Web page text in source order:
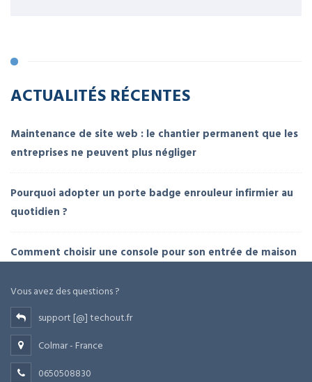
ACTUALITÉS RÉCENTES
Maintenance de site web : le chantier permanent que les
entreprises ne peuvent plus négliger
Pourquoi adopter un porte badge enrouleur infirmier au
quotidien ?
Comment choisir une console pour son entrée de maison
Vous avez des questions ?
support [@] techout.fr
Colmar - France
0650508830